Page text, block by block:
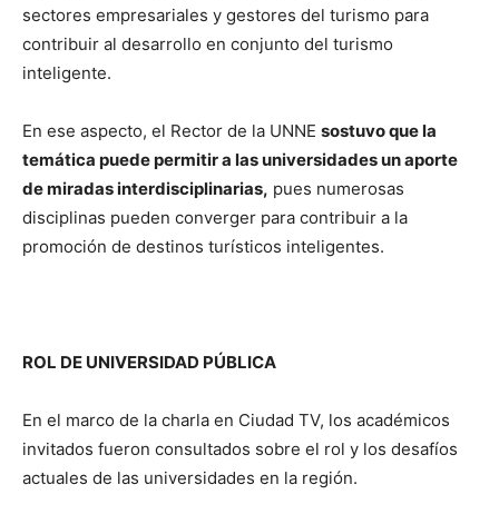
sectores empresariales y gestores del turismo para
contribuir al desarrollo en conjunto del turismo
inteligente.
En ese aspecto, el Rector de la UNNE sostuvo que la
temática puede permitir a las universidades un aporte
de miradas interdisciplinarias, pues numerosas
disciplinas pueden converger para contribuir a la
promoción de destinos turísticos inteligentes.
ROL DE UNIVERSIDAD PÚBLICA
En el marco de la charla en Ciudad TV, los académicos
invitados fueron consultados sobre el rol y los desafíos
actuales de las universidades en la región.